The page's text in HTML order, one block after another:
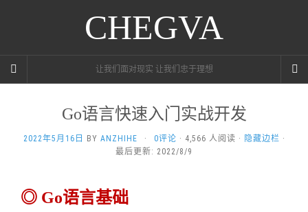
CHEGVA
让我们面对现实 让我们忠于理想
Go语言快速入门实战开发
2022年5月16日 BY ANZHIHE · 0评论 · 4,566 人阅读 · 隐藏边栏 ·
最后更新: 2022/8/9
◎ Go语言基础